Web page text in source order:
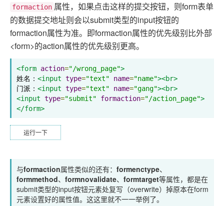
formaction 属性，如果点击这样的提交按钮，则form表单
的数据提交地址则会以submit类型的input按钮的
formaction属性为准。即formaction属性的优先级别比外部
<form>的action属性的优先级别更高。
<form action="/wrong_page">
姓名： <input type="text" name="name"><br>
门派： <input type="text" name="gang"><br>
<input type="submit" formaction="/action_page">
</form>
运行一下
与formaction属性类似的还有： formenctype、
formmethod、 formnovalidate、 formtarget等属性，都是在
submit类型的input按钮元素处复写（overwrite）掉原本在form
元素设置好的属性值。这这里就不一一举例了。